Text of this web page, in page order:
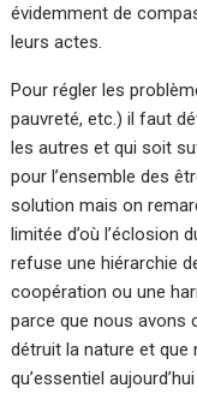
évidemment de
leurs actes.
Pour régler les
pauvreté, etc.) il faut
les autres et qui soit
pour l’ensemble des
solution mais on
limitée d’où l’éclosion
refuse une hiérarchie
coopération ou une
parce que nous avons
détruit la nature et
qu’essentiel